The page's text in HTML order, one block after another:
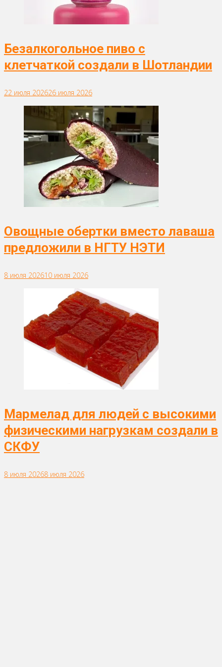
Безалкогольное пиво с
клетчаткой создали в Шотландии
22 июля 202626 июля 2026
Овощные обертки вместо лаваша
предложили в НГТУ НЭТИ
8 июля 202610 июля 2026
Мармелад для людей с высокими
физическими нагрузкам создали в
СКФУ
8 июля 20268 июля 2026